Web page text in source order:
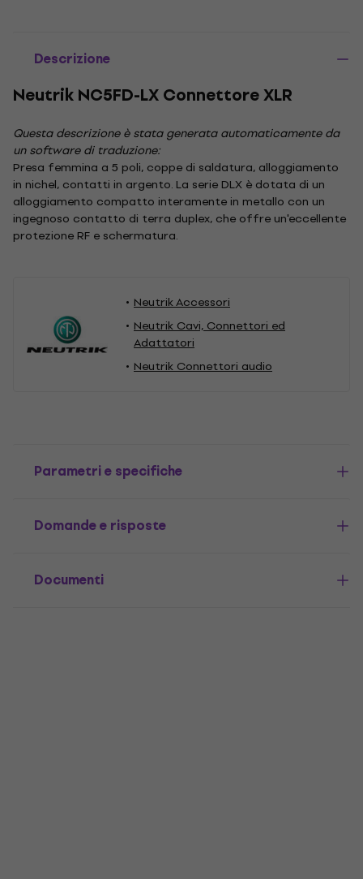
Descrizione
Neutrik NC5FD-LX Connettore XLR
Questa descrizione è stata generata automaticamente da
un software di traduzione:
Presa femmina a 5 poli, coppe di saldatura, alloggiamento
in nichel, contatti in argento. La serie DLX è dotata di un
alloggiamento compatto interamente in metallo con un
ingegnoso contatto di terra duplex, che offre un'eccellente
protezione RF e schermatura.
Neutrik Accessori
Neutrik Cavi, Connettori ed
Adattatori
Neutrik Connettori audio
Parametri e specifiche
Domande e risposte
Documenti